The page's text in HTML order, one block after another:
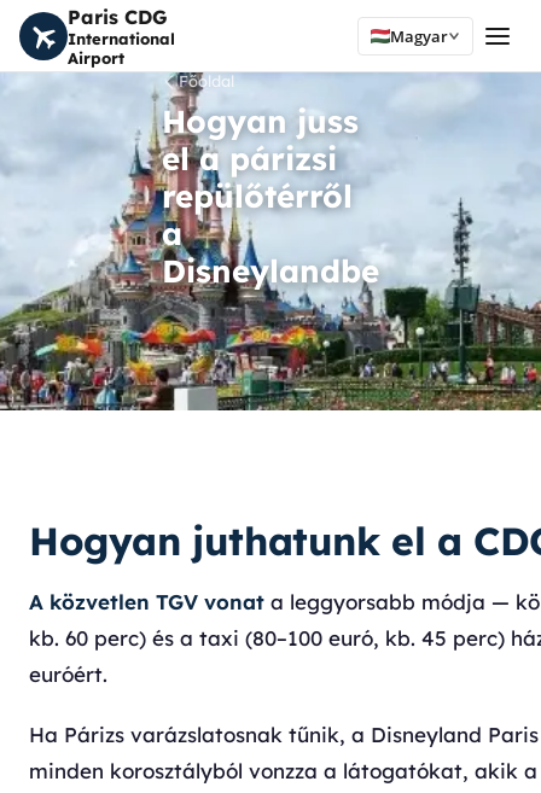
Paris CDG
International
Airport
Magyar
Főoldal
Hogyan juss
el a párizsi
repülőtérről
a
Disneylandbe
Hogyan juthatunk el a
A közvetlen TGV vonat a leggyorsabb módja —
kb. 60 perc) és a taxi (80–100 euró, kb. 45 perc)
euróért.
Ha Párizs varázslatosnak tűnik, a Disneyland
minden korosztályból vonzza a látogatókat, akik